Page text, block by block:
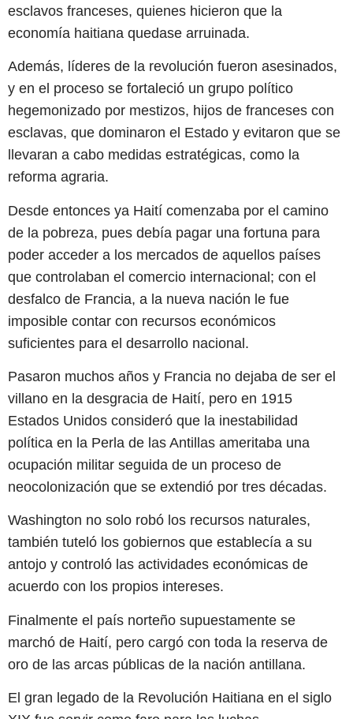
esclavos franceses, quienes hicieron que la
economía haitiana quedase arruinada.
Además, líderes de la revolución fueron asesinados,
y en el proceso se fortaleció un grupo político
hegemonizado por mestizos, hijos de franceses con
esclavas, que dominaron el Estado y evitaron que se
llevaran a cabo medidas estratégicas, como la
reforma agraria.
Desde entonces ya Haití comenzaba por el camino
de la pobreza, pues debía pagar una fortuna para
poder acceder a los mercados de aquellos países
que controlaban el comercio internacional; con el
desfalco de Francia, a la nueva nación le fue
imposible contar con recursos económicos
suficientes para el desarrollo nacional.
Pasaron muchos años y Francia no dejaba de ser el
villano en la desgracia de Haití, pero en 1915
Estados Unidos consideró que la inestabilidad
política en la Perla de las Antillas ameritaba una
ocupación militar seguida de un proceso de
neocolonización que se extendió por tres décadas.
Washington no solo robó los recursos naturales,
también tuteló los gobiernos que establecía a su
antojo y controló las actividades económicas de
acuerdo con los propios intereses.
Finalmente el país norteño supuestamente se
marchó de Haití, pero cargó con toda la reserva de
oro de las arcas públicas de la nación antillana.
El gran legado de la Revolución Haitiana en el siglo